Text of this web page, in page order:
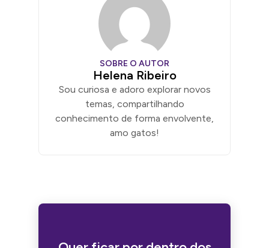
SOBRE O AUTOR
Helena Ribeiro
Sou curiosa e adoro explorar novos
temas, compartilhando
conhecimento de forma envolvente,
amo gatos!